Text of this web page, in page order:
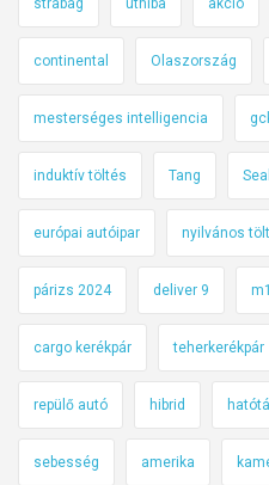
strabag úthiba akció
continental Olaszország
mesterséges intelligencia
induktív töltés Tang
európai autóipar nyilvános
párizs 2024 deliver 9
cargo kerékpár teherkerékpár
repülő autó hibrid
sebesség amerika